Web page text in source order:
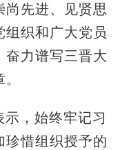
尚先进、见贤思
组织和广大党员
奋力谱写三晋大
，始终牢记习
珍惜组织授予的